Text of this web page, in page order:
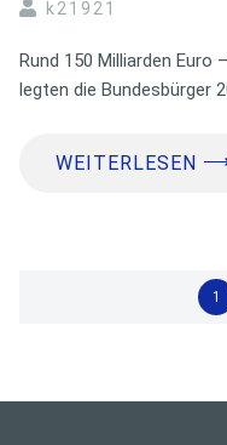
k21921
Rund 150 Milliarden
legten die Bundesbürger
WEITERLESEN
1